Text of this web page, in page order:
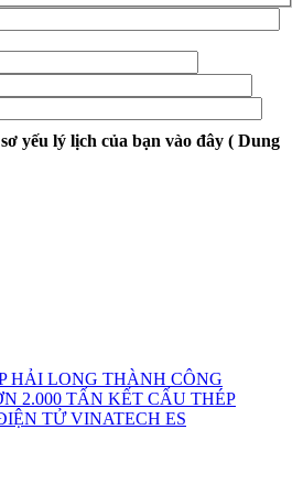
sơ yếu lý lịch của bạn vào đây ( Dung